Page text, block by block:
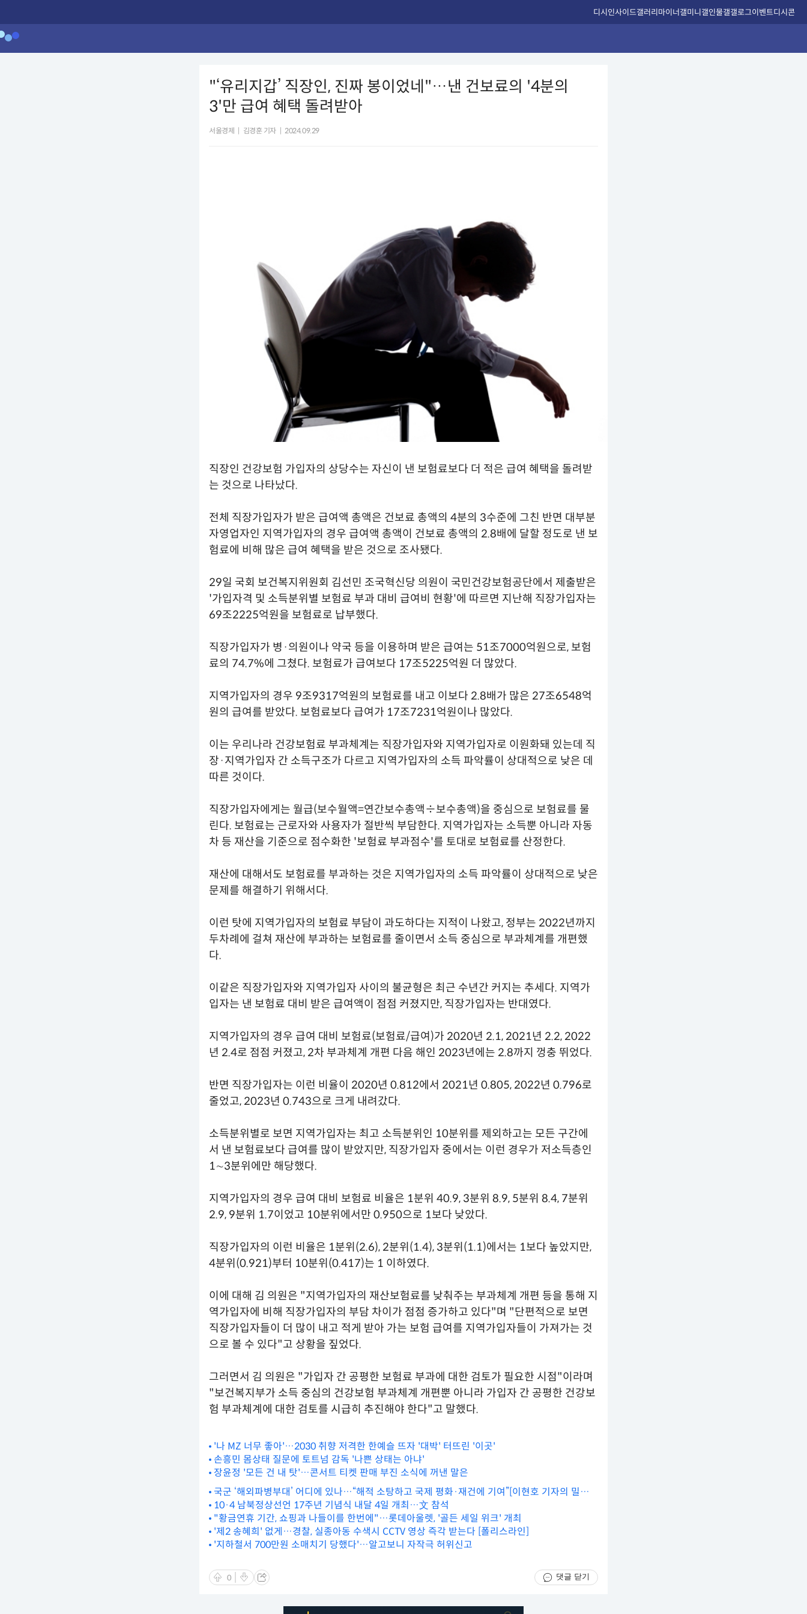
디시인사이드갤러리마이너갤미니갤인물갤갤로그이벤트디시콘
"‘유리지갑’ 직장인, 진짜 봉이었네"…낸 건보료의 '4분의
3'만 급여 혜택 돌려받아
서울경제 김경훈 기자 2024.09.29
직장인 건강보험 가입자의 상당수는 자신이 낸 보험료보다 더 적은 급여 혜택을 돌려받
는 것으로 나타났다.
전체 직장가입자가 받은 급여액 총액은 건보료 총액의 4분의 3수준에 그친 반면 대부분
자영업자인 지역가입자의 경우 급여액 총액이 건보료 총액의 2.8배에 달할 정도로 낸 보
험료에 비해 많은 급여 혜택을 받은 것으로 조사됐다.
29일 국회 보건복지위원회 김선민 조국혁신당 의원이 국민건강보험공단에서 제출받은
'가입자격 및 소득분위별 보험료 부과 대비 급여비 현황'에 따르면 지난해 직장가입자는
69조2225억원을 보험료로 납부했다.
직장가입자가 병·의원이나 약국 등을 이용하며 받은 급여는 51조7000억원으로, 보험
료의 74.7%에 그쳤다. 보험료가 급여보다 17조5225억원 더 많았다.
지역가입자의 경우 9조9317억원의 보험료를 내고 이보다 2.8배가 많은 27조6548억
원의 급여를 받았다. 보험료보다 급여가 17조7231억원이나 많았다.
이는 우리나라 건강보험료 부과체계는 직장가입자와 지역가입자로 이원화돼 있는데 직
장·지역가입자 간 소득구조가 다르고 지역가입자의 소득 파악률이 상대적으로 낮은 데
따른 것이다.
직장가입자에게는 월급(보수월액=연간보수총액÷보수총액)을 중심으로 보험료를 물
린다. 보험료는 근로자와 사용자가 절반씩 부담한다. 지역가입자는 소득뿐 아니라 자동
차 등 재산을 기준으로 점수화한 '보험료 부과점수'를 토대로 보험료를 산정한다.
재산에 대해서도 보험료를 부과하는 것은 지역가입자의 소득 파악률이 상대적으로 낮은
문제를 해결하기 위해서다.
이런 탓에 지역가입자의 보험료 부담이 과도하다는 지적이 나왔고, 정부는 2022년까지
두차례에 걸쳐 재산에 부과하는 보험료를 줄이면서 소득 중심으로 부과체계를 개편했
다.
이같은 직장가입자와 지역가입자 사이의 불균형은 최근 수년간 커지는 추세다. 지역가
입자는 낸 보험료 대비 받은 급여액이 점점 커졌지만, 직장가입자는 반대였다.
지역가입자의 경우 급여 대비 보험료(보험료/급여)가 2020년 2.1, 2021년 2.2, 2022
년 2.4로 점점 커졌고, 2차 부과체계 개편 다음 해인 2023년에는 2.8까지 껑충 뛰었다.
반면 직장가입자는 이런 비율이 2020년 0.812에서 2021년 0.805, 2022년 0.796로
줄었고, 2023년 0.743으로 크게 내려갔다.
소득분위별로 보면 지역가입자는 최고 소득분위인 10분위를 제외하고는 모든 구간에
서 낸 보험료보다 급여를 많이 받았지만, 직장가입자 중에서는 이런 경우가 저소득층인
1∼3분위에만 해당했다.
지역가입자의 경우 급여 대비 보험료 비율은 1분위 40.9, 3분위 8.9, 5분위 8.4, 7분위
2.9, 9분위 1.7이었고 10분위에서만 0.950으로 1보다 낮았다.
직장가입자의 이런 비율은 1분위(2.6), 2분위(1.4), 3분위(1.1)에서는 1보다 높았지만,
4분위(0.921)부터 10분위(0.417)는 1 이하였다.
이에 대해 김 의원은 "지역가입자의 재산보험료를 낮춰주는 부과체계 개편 등을 통해 지
역가입자에 비해 직장가입자의 부담 차이가 점점 증가하고 있다"며 "단편적으로 보면
직장가입자들이 더 많이 내고 적게 받아 가는 보험 급여를 지역가입자들이 가져가는 것
으로 볼 수 있다"고 상황을 짚었다.
그러면서 김 의원은 "가입자 간 공평한 보험료 부과에 대한 검토가 필요한 시점"이라며
"보건복지부가 소득 중심의 건강보험 부과체계 개편뿐 아니라 가입자 간 공평한 건강보
험 부과체계에 대한 검토를 시급히 추진해야 한다"고 말했다.
'나 MZ 너무 좋아'…2030 취향 저격한 한예슬 뜨자 '대박' 터뜨린 '이곳'
손흥민 몸상태 질문에 토트넘 감독 '나쁜 상태는 아냐'
장윤정 '모든 건 내 탓'…콘서트 티켓 판매 부진 소식에 꺼낸 말은
국군 ‘해외파병부대’ 어디에 있나…“해적 소탕하고 국제 평화·재건에 기여”[이현호 기자의 밀리터
리!톡]
10·4 남북정상선언 17주년 기념식 내달 4일 개최…文 참석
"황금연휴 기간, 쇼핑과 나들이를 한번에"…롯데아울렛, '골든 세일 위크' 개최
'제2 송혜희' 없게…경찰, 실종아동 수색시 CCTV 영상 즉각 받는다 [폴리스라인]
'지하철서 700만원 소매치기 당했다'…알고보니 자작극 허위신고
0 댓글 닫기